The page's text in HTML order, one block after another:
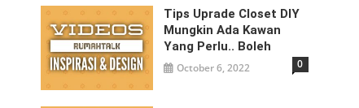
Tips Uprade Closet DIY
Mungkin Ada Kawan
Yang Perlu.. Boleh
October 6, 2022 0